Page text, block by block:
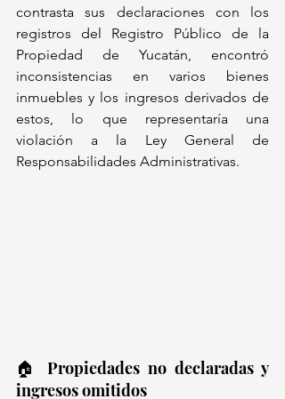
contrasta sus declaraciones con los
registros del Registro Público de la
Propiedad de Yucatán, encontró
inconsistencias en varios bienes
inmuebles y los ingresos derivados de
estos, lo que representaría una
violación a la Ley General de
Responsabilidades Administrativas.
🏠 Propiedades no declaradas y
ingresos omitidos